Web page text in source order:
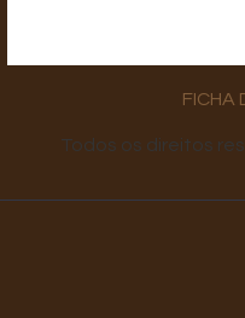
FICHA
Todos os direitos